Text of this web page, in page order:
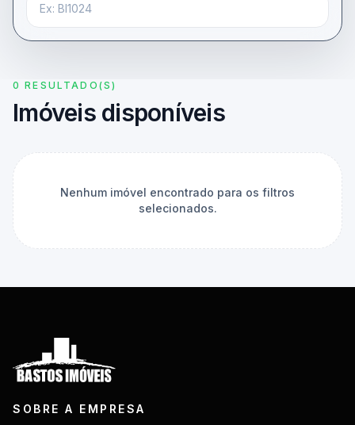
0 RESULTADO(S)
Imóveis disponíveis
Nenhum imóvel encontrado para os filtros
selecionados.
SOBRE A EMPRESA